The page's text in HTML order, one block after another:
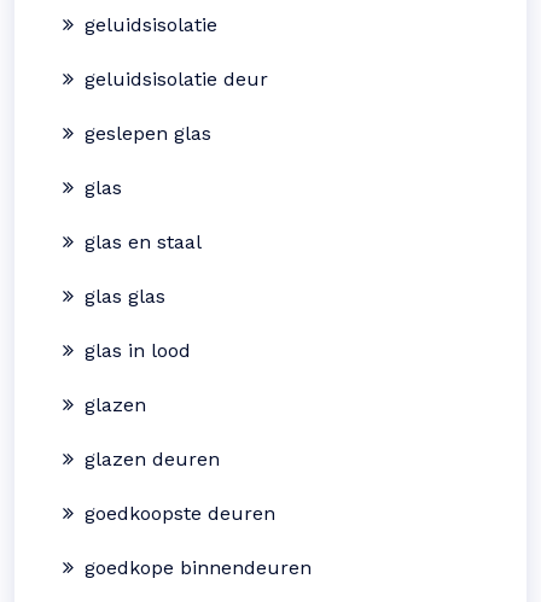
geluidsisolatie
geluidsisolatie deur
geslepen glas
glas
glas en staal
glas glas
glas in lood
glazen
glazen deuren
goedkoopste deuren
goedkope binnendeuren